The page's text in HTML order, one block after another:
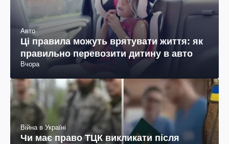
Авто
Ці правила можуть врятувати життя: як
правильно перевозити дитину в авто
Вчора
Війна в Україні
Чи має право ТЦК викликати після